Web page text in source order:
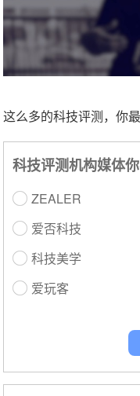
这么多的科技评测，你
科技评测机构媒体
ZEALER
爱否科技
科技美学
爱玩客